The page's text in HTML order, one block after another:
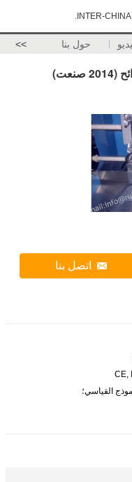
INTER-
حول بنا >>
اتصل بنا
CE,